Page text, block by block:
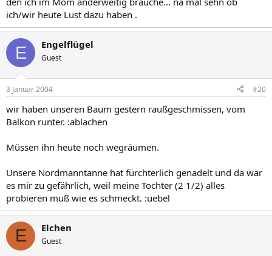
ich/wir heute Lust dazu haben .
E Engelflügel
Guest
3 Januar 2004 #20
wir haben unseren Baum gestern raußgeschmissen, vom
Balkon runter. :ablachen
Müssen ihn heute noch wegräumen.
Unsere Nordmanntanne hat fürchterlich genadelt und da war
es mir zu gefährlich, weil meine Tochter (2 1/2) alles
probieren muß wie es schmeckt. :uebel
E Elchen
Guest